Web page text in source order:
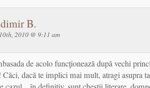
B.
2010 @ 9:11 am
de acolo funcţionează după vechi
Căci, dacă te implici mai mult, atragi asupra